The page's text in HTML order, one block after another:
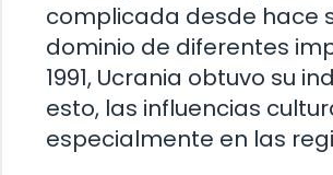
complicada desde hace
dominio de diferentes
1991, Ucrania obtuvo su
esto, las influencias
especialmente en las